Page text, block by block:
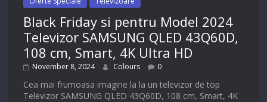
Black Friday si pentru Model 2024
Televizor SAMSUNG QLED 43Q60D,
108 cm, Smart, 4K Ultra HD
November 8, 2024 Colours 0
Cea mai frumoasa imagine la la un televizor de top
Televizor SAMSUNG QLED 43Q60D, 108 cm, Smart, 4K